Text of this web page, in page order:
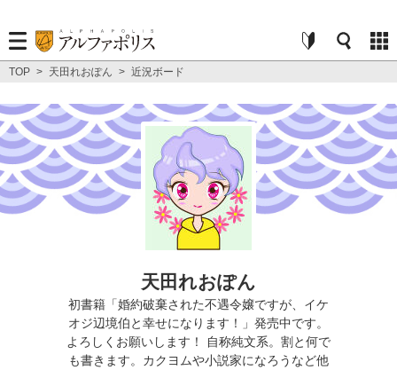
TOP > 天田れおぽん > 近況ボード
天田れおぽん
初書籍「婚約破棄された不遇令嬢ですが、イケ
オジ辺境伯と幸せになります！」発売中です。
よろしくお願いします！ 自称純文系。割と何で
も書きます。カクヨムや小説家になろうなど他